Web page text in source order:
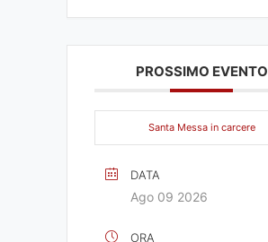
PROSSIMO EVENTO
Santa Messa in carcere
DATA
Ago 09 2026
ORA